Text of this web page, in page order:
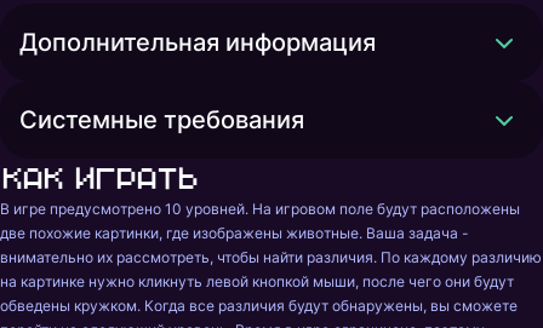
Дополнительная информация
Системные требования
Как играть
В игре предусмотрено 10 уровней. На игровом поле будут расположены
две похожие картинки, где изображены животные. Ваша задача -
внимательно их рассмотреть, чтобы найти различия. По каждому различию
на картинке нужно кликнуть левой кнопкой мыши, после чего они будут
обведены кружком. Когда все различия будут обнаружены, вы сможете